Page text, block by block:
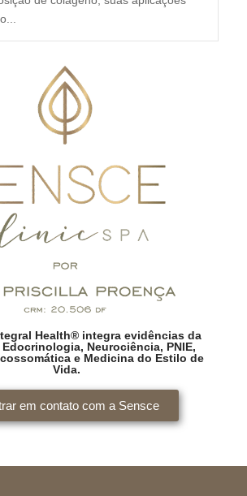
Health® integra evidências da
Neurociência, PNIE,
e Medicina do Estilo de
Vida.
em contato com a Sensce